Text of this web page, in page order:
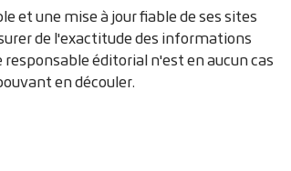
et une mise à jour fiable de ses sites
de l'exactitude des informations
éditorial n'est en aucun cas
en découler.